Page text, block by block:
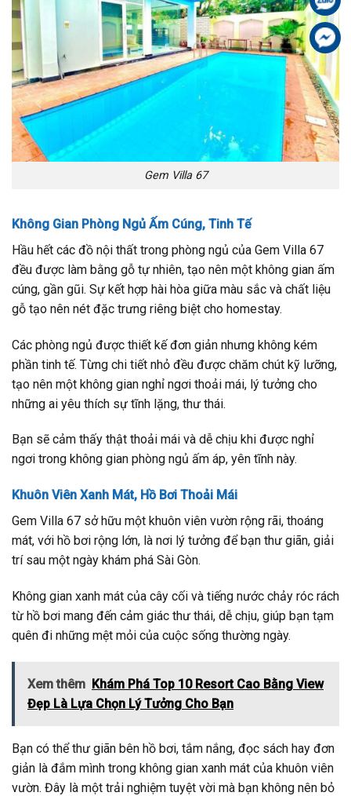
Gem Villa 67
Không Gian Phòng Ngủ Ấm Cúng, Tinh Tế
Hầu hết các đồ nội thất trong phòng ngủ của Gem Villa 67
đều được làm bằng gỗ tự nhiên, tạo nên một không gian ấm
cúng, gần gũi. Sự kết hợp hài hòa giữa màu sắc và chất liệu
gỗ tạo nên nét đặc trưng riêng biệt cho homestay.
Các phòng ngủ được thiết kế đơn giản nhưng không kém
phần tinh tế. Từng chi tiết nhỏ đều được chăm chút kỹ lưỡng,
tạo nên một không gian nghỉ ngơi thoải mái, lý tưởng cho
những ai yêu thích sự tĩnh lặng, thư thái.
Bạn sẽ cảm thấy thật thoải mái và dễ chịu khi được nghỉ
ngơi trong không gian phòng ngủ ấm áp, yên tĩnh này.
Khuôn Viên Xanh Mát, Hồ Bơi Thoải Mái
Gem Villa 67 sở hữu một khuôn viên vườn rộng rãi, thoáng
mát, với hồ bơi rộng lớn, là nơi lý tưởng để bạn thư giãn, giải
trí sau một ngày khám phá Sài Gòn.
Không gian xanh mát của cây cối và tiếng nước chảy róc rách
từ hồ bơi mang đến cảm giác thư thái, dễ chịu, giúp bạn tạm
quên đi những mệt mỏi của cuộc sống thường ngày.
Xem thêm Khám Phá Top 10 Resort Cao Bằng View
Đẹp Là Lựa Chọn Lý Tưởng Cho Bạn
Bạn có thể thư giãn bên hồ bơi, tắm nắng, đọc sách hay đơn
giản là đắm mình trong không gian xanh mát của khuôn viên
vườn. Đây là một trải nghiệm tuyệt vời mà bạn không nên bỏ